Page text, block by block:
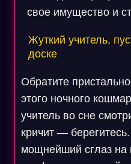
свое имущество и
Жуткий учитель,
доске
Обратите
этого ночного
учитель во сне
кричит —
мощнейший сглаз на